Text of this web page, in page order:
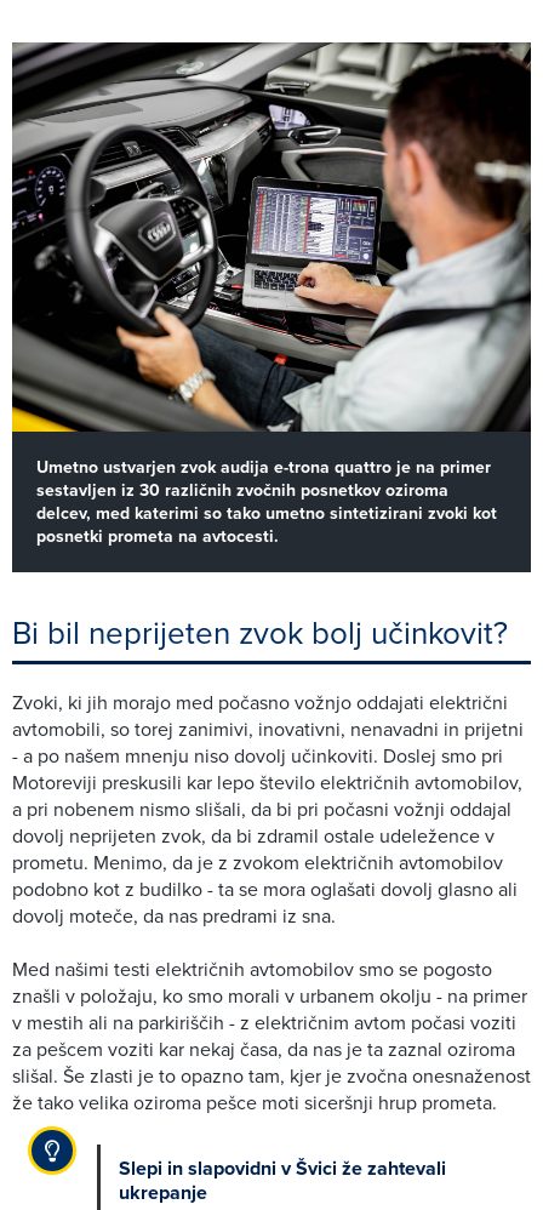
Umetno ustvarjen zvok audija e-trona quattro je na primer
sestavljen iz 30 različnih zvočnih posnetkov oziroma
delcev, med katerimi so tako umetno sintetizirani zvoki kot
posnetki prometa na avtocesti.
Bi bil neprijeten zvok bolj učinkovit?
Zvoki, ki jih morajo med počasno vožnjo oddajati električni
avtomobili, so torej zanimivi, inovativni, nenavadni in prijetni
- a po našem mnenju niso dovolj učinkoviti. Doslej smo pri
Motoreviji preskusili kar lepo število električnih avtomobilov,
a pri nobenem nismo slišali, da bi pri počasni vožnji oddajal
dovolj neprijeten zvok, da bi zdramil ostale udeležence v
prometu. Menimo, da je z zvokom električnih avtomobilov
podobno kot z budilko - ta se mora oglašati dovolj glasno ali
dovolj moteče, da nas predrami iz sna.
Med našimi testi električnih avtomobilov smo se pogosto
znašli v položaju, ko smo morali v urbanem okolju - na primer
v mestih ali na parkiriščih - z električnim avtom počasi voziti
za pešcem voziti kar nekaj časa, da nas je ta zaznal oziroma
slišal. Še zlasti je to opazno tam, kjer je zvočna onesnaženost
že tako velika oziroma pešce moti siceršnji hrup prometa.
Slepi in slapovidni v Švici že zahtevali
ukrepanje